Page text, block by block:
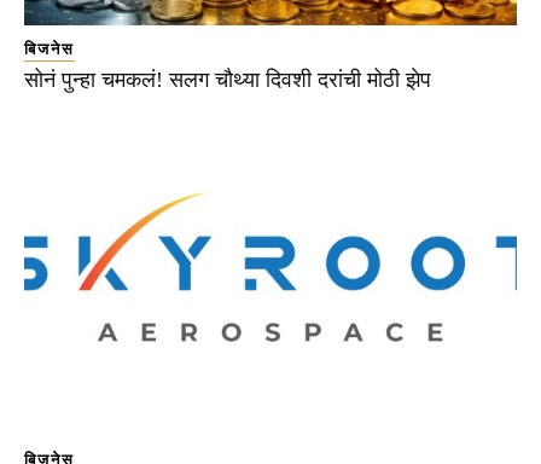
बिजनेस
सोनं पुन्हा चमकलं! सलग चौथ्या दिवशी दरांची मोठी झेप
बिजनेस